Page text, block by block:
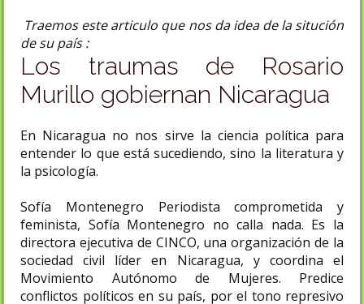
Traemos este articulo que nos da idea de la situción
de su país :
Los traumas de Rosario
Murillo gobiernan Nicaragua
En Nicaragua no nos sirve la ciencia política para
entender lo que está sucediendo, sino la literatura y
la psicología.
Sofía Montenegro Periodista comprometida y
feminista, Sofía Montenegro no calla nada. Es la
directora ejecutiva de CINCO, una organización de la
sociedad civil líder en Nicaragua, y coordina el
Movimiento Autónomo de Mujeres. Predice
conflictos políticos en su país, por el tono represivo